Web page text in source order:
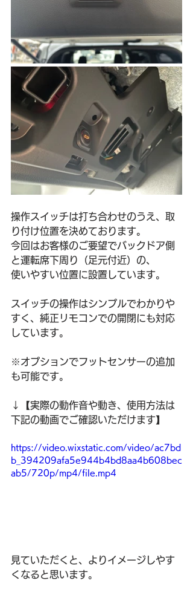
操作スイッチは打ち合わせのうえ、取
り付け位置を決めております。
今回はお客様のご要望でバックドア側
と運転席下周り（足元付近）の、
使いやすい位置に設置しています。
スイッチの操作はシンプルでわかりや
すく、純正リモコンでの開閉にも対応
しています。
※オプションでフットセンサーの追加
も可能です。
↓【実際の動作音や動き、使用方法は
下記の動画でご確認いただけます】
https://video.wixstatic.com/video/ac7bd
b_394209afa5e944b4bd8aa4b608bec
ab5/720p/mp4/file.mp4
見ていただくと、よりイメージしやす
くなると思います。